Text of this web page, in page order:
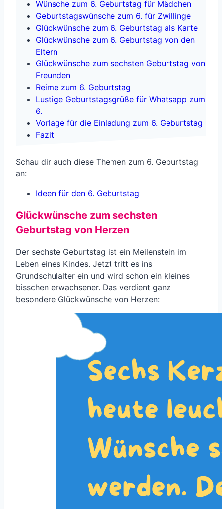
Wünsche zum 6. Geburtstag für Mädchen
Geburtstagswünsche zum 6. für Zwillinge
Glückwünsche zum 6. Geburtstag als Karte
Glückwünsche zum 6. Geburtstag von den
Eltern
Glückwünsche zum sechsten Geburtstag von
Freunden
Reime zum 6. Geburtstag
Lustige Geburtstagsgrüße für Whatsapp zum
6.
Vorlage für die Einladung zum 6. Geburtstag
Fazit
Schau dir auch diese Themen zum 6. Geburtstag
an:
Ideen für den 6. Geburtstag
Glückwünsche zum sechsten
Geburtstag von Herzen
Der sechste Geburtstag ist ein Meilenstein im
Leben eines Kindes. Jetzt tritt es ins
Grundschulalter ein und wird schon ein kleines
bisschen erwachsener. Das verdient ganz
besondere Glückwünsche von Herzen: